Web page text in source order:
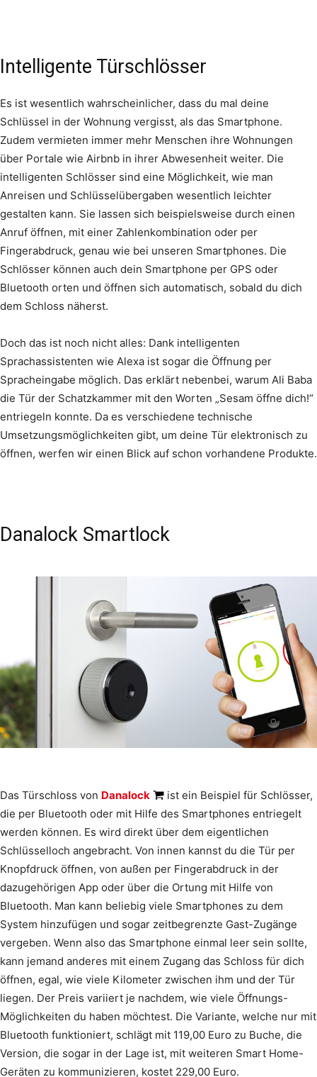
Intelligente Türschlösser
Es ist wesentlich wahrscheinlicher, dass du mal deine
Schlüssel in der Wohnung vergisst, als das Smartphone.
Zudem vermieten immer mehr Menschen ihre Wohnungen
über Portale wie Airbnb in ihrer Abwesenheit weiter. Die
intelligenten Schlösser sind eine Möglichkeit, wie man
Anreisen und Schlüsselübergaben wesentlich leichter
gestalten kann. Sie lassen sich beispielsweise durch einen
Anruf öffnen, mit einer Zahlenkombination oder per
Fingerabdruck, genau wie bei unseren Smartphones. Die
Schlösser können auch dein Smartphone per GPS oder
Bluetooth orten und öffnen sich automatisch, sobald du dich
dem Schloss näherst.
Doch das ist noch nicht alles: Dank intelligenten
Sprachassistenten wie Alexa ist sogar die Öffnung per
Spracheingabe möglich. Das erklärt nebenbei, warum Ali Baba
die Tür der Schatzkammer mit den Worten „Sesam öffne dich!“
entriegeln konnte. Da es verschiedene technische
Umsetzungsmöglichkeiten gibt, um deine Tür elektronisch zu
öffnen, werfen wir einen Blick auf schon vorhandene Produkte.
Danalock Smartlock
Das Türschloss von Danalock
ist ein Beispiel für Schlösser,
die per Bluetooth oder mit Hilfe des Smartphones entriegelt
werden können. Es wird direkt über dem eigentlichen
Schlüsselloch angebracht. Von innen kannst du die Tür per
Knopfdruck öffnen, von außen per Fingerabdruck in der
dazugehörigen App oder über die Ortung mit Hilfe von
Bluetooth. Man kann beliebig viele Smartphones zu dem
System hinzufügen und sogar zeitbegrenzte Gast-Zugänge
vergeben. Wenn also das Smartphone einmal leer sein sollte,
kann jemand anderes mit einem Zugang das Schloss für dich
öffnen, egal, wie viele Kilometer zwischen ihm und der Tür
liegen. Der Preis variiert je nachdem, wie viele Öffnungs-
Möglichkeiten du haben möchtest. Die Variante, welche nur mit
Bluetooth funktioniert, schlägt mit 119,00 Euro zu Buche, die
Version, die sogar in der Lage ist, mit weiteren Smart Home-
Geräten zu kommunizieren, kostet 229,00 Euro.